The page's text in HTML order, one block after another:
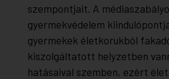
szempontjait. A
gyermekvédelem
gyermekek életkorukból
kiszolgáltatott helyzetben
hatásaival szemben, ezért